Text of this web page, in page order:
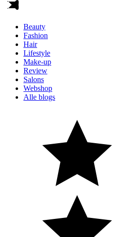
Beauty
Fashion
Hair
Lifestyle
Make-up
Review
Salons
Webshop
Alle blogs